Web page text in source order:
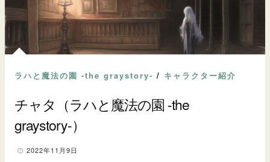
へ
ス
キ
ラハと魔法の園 -the graystory- / キャラクター紹介
チャタ（ラハと魔法の園 -the
graystory-）
2022年11月9日